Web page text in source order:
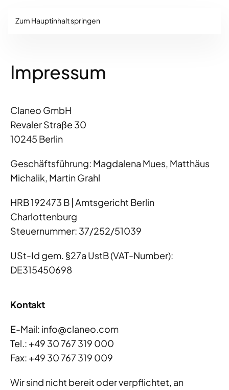
Zum Hauptinhalt springen
Impressum
Claneo GmbH
Revaler Straße 30
10245 Berlin
Geschäftsführung: Magdalena Mues, Matthäus
Michalik, Martin Grahl
HRB 192473 B | Amtsgericht Berlin
Charlottenburg
Steuernummer: 37/252/51039
USt-Id gem. §27a UstB (VAT-Number):
DE315450698
Kontakt
E-Mail: info@claneo.com
Tel.: +49 30 767 319 000
Fax: +49 30 767 319 009
Wir sind nicht bereit oder verpflichtet, an